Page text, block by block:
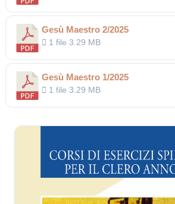
Gesù Maestro 2/2025
1 file3.29 MB
Gesù Maestro 1/2025
1 file3.29 MB